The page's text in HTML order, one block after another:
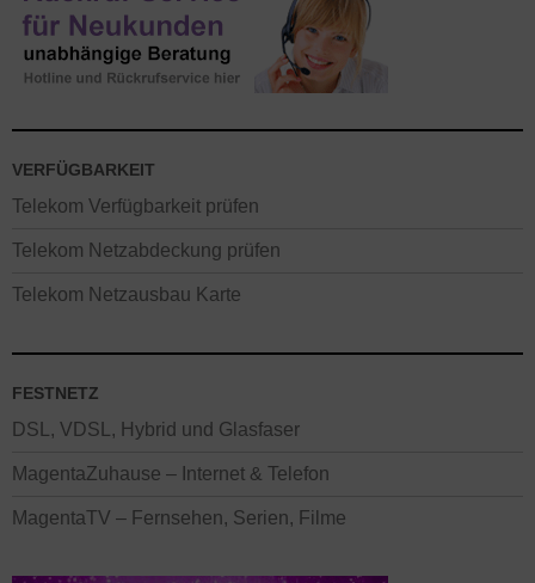
VERFÜGBARKEIT
Telekom Verfügbarkeit prüfen
Telekom Netzabdeckung prüfen
Telekom Netzausbau Karte
FESTNETZ
DSL, VDSL, Hybrid und Glasfaser
MagentaZuhause – Internet & Telefon
MagentaTV – Fernsehen, Serien, Filme